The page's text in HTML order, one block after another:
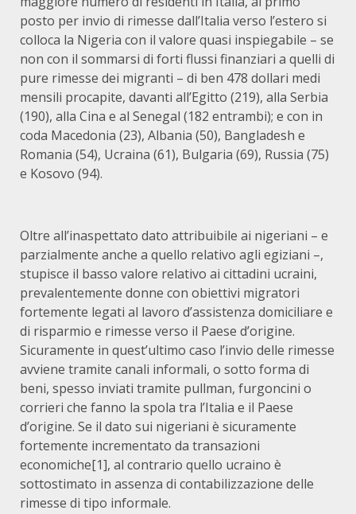
posto per invio di rimesse dall’Italia verso l’estero si
colloca la Nigeria con il valore quasi inspiegabile – se
non con il sommarsi di forti flussi finanziari a quelli di
pure rimesse dei migranti – di ben 478 dollari medi
mensili procapite, davanti all’Egitto (219), alla Serbia
(190), alla Cina e al Senegal (182 entrambi); e con in
coda Macedonia (23), Albania (50), Bangladesh e
Romania (54), Ucraina (61), Bulgaria (69), Russia (75)
e Kosovo (94).
Oltre all’inaspettato dato attribuibile ai nigeriani – e
parzialmente anche a quello relativo agli egiziani –,
stupisce il basso valore relativo ai cittadini ucraini,
prevalentemente donne con obiettivi migratori
fortemente legati al lavoro d’assistenza domiciliare e
di risparmio e rimesse verso il Paese d’origine.
Sicuramente in quest’ultimo caso l’invio delle rimesse
avviene tramite canali informali, o sotto forma di
beni, spesso inviati tramite pullman, furgoncini o
corrieri che fanno la spola tra l’Italia e il Paese
d’origine. Se il dato sui nigeriani è sicuramente
fortemente incrementato da transazioni
economiche[1], al contrario quello ucraino è
sottostimato in assenza di contabilizzazione delle
rimesse di tipo informale.